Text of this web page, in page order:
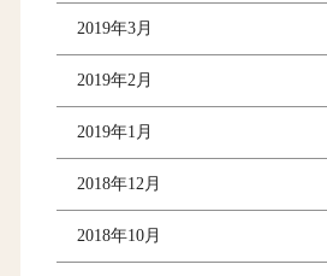
2019年3月
2019年2月
2019年1月
2018年12月
2018年10月